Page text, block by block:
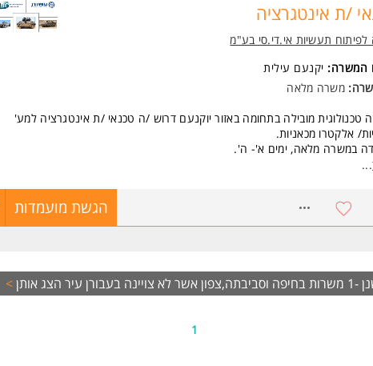
/ת אינטגרציה
תעשיות אי.די.סי בע"מ
המשרה: יקנעם עילית
משרה מלאה
טכנולוגית מובילה בתחומה באזור יוקנעם דרוש /ה טכנאי /ת אינטגרציה למע'
אלקטרו מכאניות.
במשרה מלאה, ימים א'- ה'.
07:30-16:30.
הנדסאי מכונות - יתרון.
מיועדת לנשים ולגברים כאחד.
...
הגשת מועמדות
אשר לא צויינה בעבורן עיר הצג אותן>
1